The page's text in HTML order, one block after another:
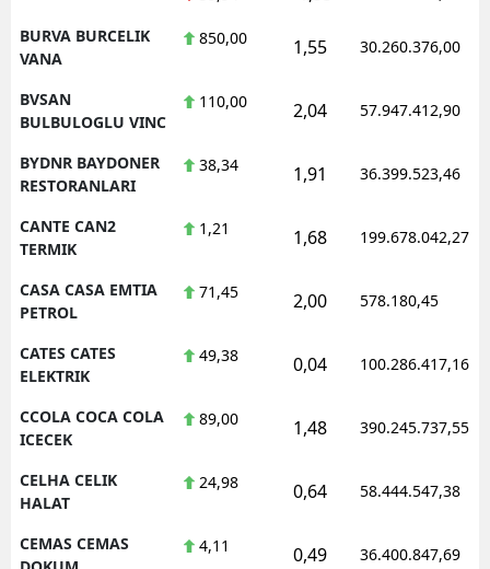
BURVA BURCELIK
VANA
850,00 1,55 30.260.376,00
BVSAN
BULBULOGLU VINC
110,00 2,04 57.947.412,90
BYDNR BAYDONER
RESTORANLARI
38,34 1,91 36.399.523,46
CANTE CAN2
TERMIK
1,21 1,68 199.678.042,27
CASA CASA EMTIA
PETROL
71,45 2,00 578.180,45
CATES CATES
ELEKTRIK
49,38 0,04 100.286.417,16
CCOLA COCA COLA
ICECEK
89,00 1,48 390.245.737,55
CELHA CELIK
HALAT
24,98 0,64 58.444.547,38
CEMAS CEMAS
4,11 0,49 36.400.847,69